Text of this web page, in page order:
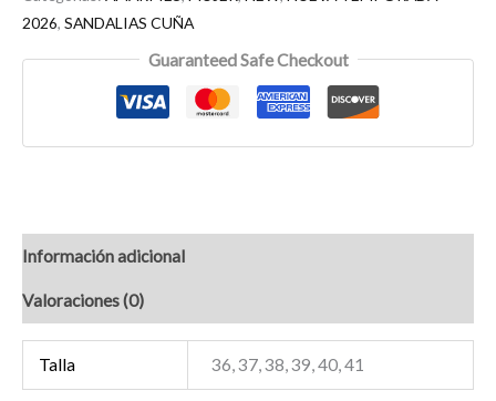
2026, SANDALIAS CUÑA
Guaranteed Safe Checkout
Información adicional
Valoraciones (0)
Talla 36, 37, 38, 39, 40, 41